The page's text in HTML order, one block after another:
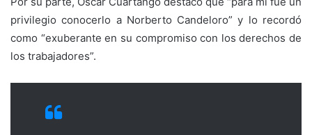
privilegio conocerlo a Norberto Candeloro” y lo recordó
como “exuberante en su compromiso con los derechos de
los trabajadores”.